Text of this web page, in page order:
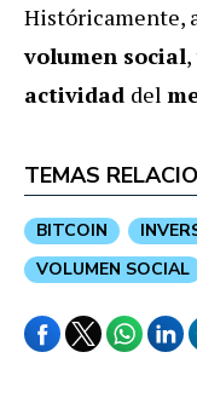
Históricamente,
volumen social
actividad del
TEMAS
BITCOIN
VOLUMEN SOCIAL